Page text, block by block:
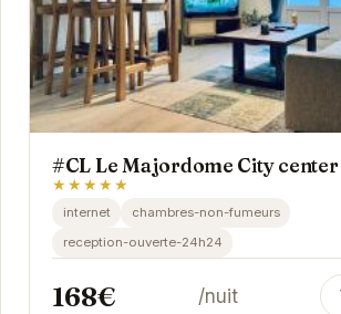
#CL Le Majordome City center
★★★★★
internet
chambres-non-fumeurs
reception-ouverte-24h24
168€ /nuit